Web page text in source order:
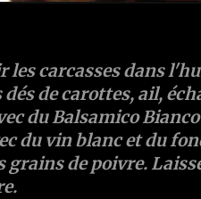
les carcasses dans
dés de carottes, ail,
du Balsamico
du vin blanc et du
grains de poivre.